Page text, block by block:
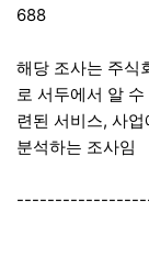
688
해당 조사는 주식
로 서두에서 알
련된 서비스, 사
분석하는 조사임